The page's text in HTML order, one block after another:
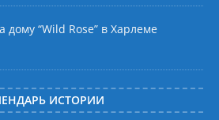
дому “Wild Rose” в Харлеме
ИСТОРИИ